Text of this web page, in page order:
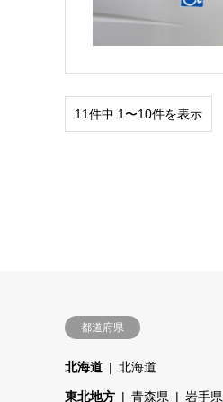
11件中 1〜10件を表示
都道府県
北海道 北海道
東北地方 青森県 岩手県